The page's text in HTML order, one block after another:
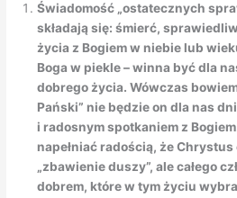
Świadomość „ostatecznych
składają się: śmierć,
życia z Bogiem w niebie lub
Boga w piekle – winna być dla
dobrego życia. Wówczas
Pański” nie będzie on dla nas
i radosnym spotkaniem z
napełniać radością, że
„zbawienie duszy”, ale całego
dobrem, które w tym życiu